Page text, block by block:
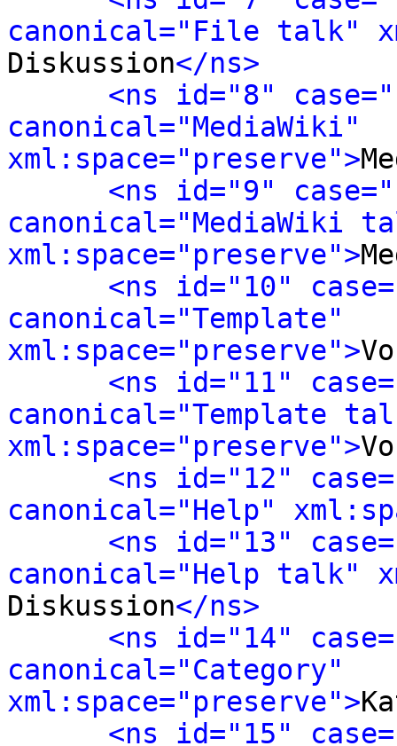
canonical="File talk"
Diskussion</ns>
<ns id="8"
canonical="MediaWiki"
xml:space="preserve">
<ns id="9"
canonical="MediaWiki
xml:space="preserve">
<ns id="10"
canonical="Template"
xml:space="preserve">
<ns id="11"
canonical="Template
xml:space="preserve">
<ns id="12"
canonical="Help"
<ns id="13"
canonical="Help talk"
Diskussion</ns>
<ns id="14"
canonical="Category"
xml:space="preserve">
<ns id="15"